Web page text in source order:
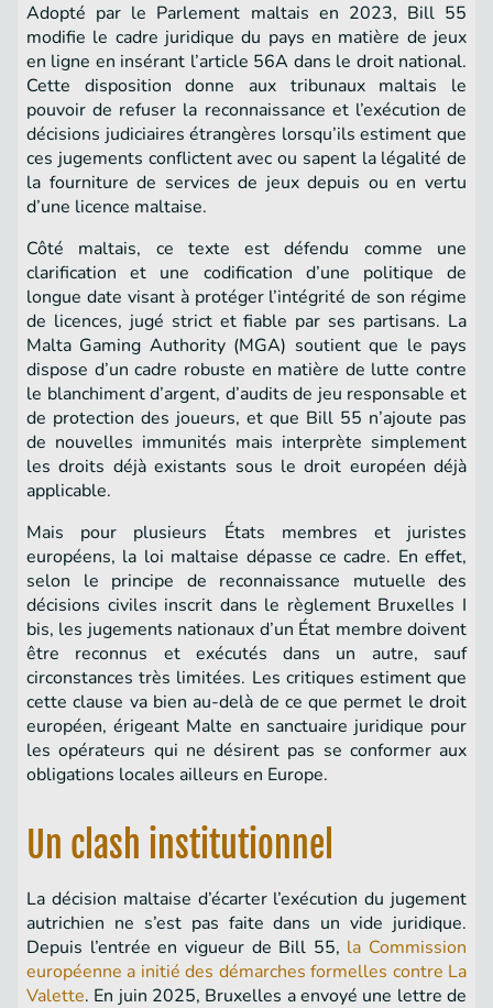
Adopté par le Parlement maltais en 2023, Bill 55
modifie le cadre juridique du pays en matière de jeux
en ligne en insérant l’article 56A dans le droit national.
Cette disposition donne aux tribunaux maltais le
pouvoir de refuser la reconnaissance et l’exécution de
décisions judiciaires étrangères lorsqu’ils estiment que
ces jugements conflictent avec ou sapent la légalité de
la fourniture de services de jeux depuis ou en vertu
d’une licence maltaise.
Côté maltais, ce texte est défendu comme une
clarification et une codification d’une politique de
longue date visant à protéger l’intégrité de son régime
de licences, jugé strict et fiable par ses partisans. La
Malta Gaming Authority (MGA) soutient que le pays
dispose d’un cadre robuste en matière de lutte contre
le blanchiment d’argent, d’audits de jeu responsable et
de protection des joueurs, et que Bill 55 n’ajoute pas
de nouvelles immunités mais interprète simplement
les droits déjà existants sous le droit européen déjà
applicable.
Mais pour plusieurs États membres et juristes
européens, la loi maltaise dépasse ce cadre. En effet,
selon le principe de reconnaissance mutuelle des
décisions civiles inscrit dans le règlement Bruxelles I
bis, les jugements nationaux d’un État membre doivent
être reconnus et exécutés dans un autre, sauf
circonstances très limitées. Les critiques estiment que
cette clause va bien au-delà de ce que permet le droit
européen, érigeant Malte en sanctuaire juridique pour
les opérateurs qui ne désirent pas se conformer aux
obligations locales ailleurs en Europe.
Un clash institutionnel
La décision maltaise d’écarter l’exécution du jugement
autrichien ne s’est pas faite dans un vide juridique.
Depuis l’entrée en vigueur de Bill 55, la Commission
européenne a initié des démarches formelles contre La
Valette. En juin 2025, Bruxelles a envoyé une lettre de